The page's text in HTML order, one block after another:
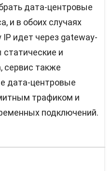
дата-центровые
и в обоих случаях
идет через gateway-
и
сервис также
дата-центровые
трафиком и
подключений.